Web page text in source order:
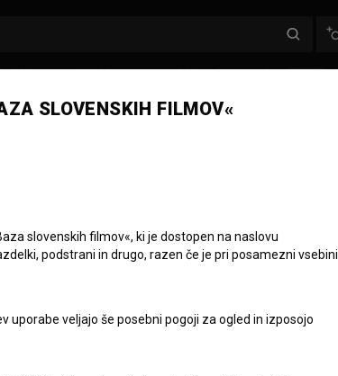
SLOVENSKIH FILMOV«
slovenskih filmov«, ki je dostopen na naslovu
podstrani in drugo, razen če je pri posamezni vsebini
uporabe veljajo še posebni pogoji za ogled in izposojo